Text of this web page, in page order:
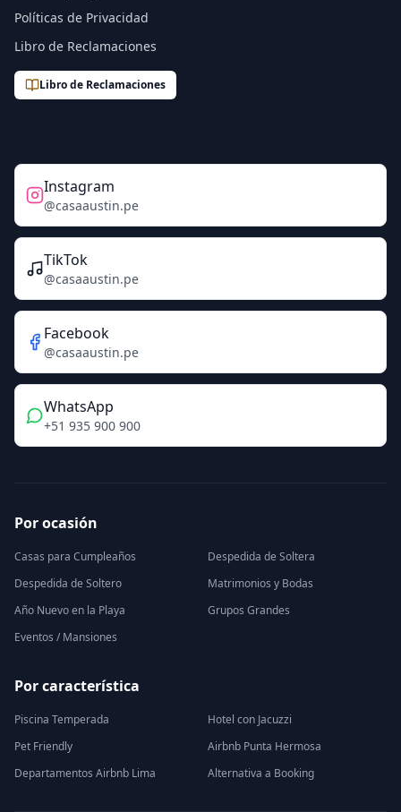
Políticas de Privacidad
Libro de Reclamaciones
Libro de Reclamaciones
Instagram
@casaaustin.pe
TikTok
@casaaustin.pe
Facebook
@casaaustin.pe
WhatsApp
+51 935 900 900
Por ocasión
Casas para Cumpleaños
Despedida de Soltera
Despedida de Soltero
Matrimonios y Bodas
Año Nuevo en la Playa
Grupos Grandes
Eventos / Mansiones
Por característica
Piscina Temperada
Hotel con Jacuzzi
Pet Friendly
Airbnb Punta Hermosa
Departamentos Airbnb Lima
Alternativa a Booking